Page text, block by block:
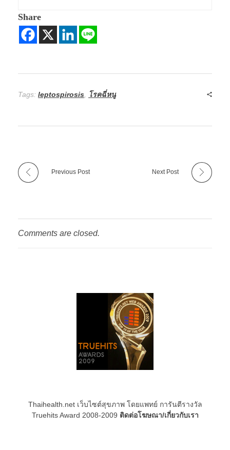
Share
Tags: leptospirosis โรคฉี่หนู
Previous Post Next Post
Comments are closed.
Thaihealth.net เว็บไซต์สุขภาพ โดยแพทย์ การันตีรางวัล
Truehits Award 2008-2009 ติดต่อโฆษณา/เกี่ยวกับเรา